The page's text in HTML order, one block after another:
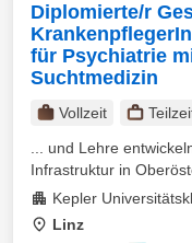
Diplomierte/r
für Psychiatrie
Suchtmedizin
Vollzeit
... und Lehre
Infrastruktur in
Kepler
Linz